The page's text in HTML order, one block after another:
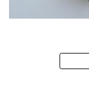
Navigation